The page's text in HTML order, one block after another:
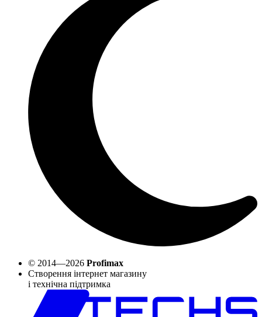
© 2014—2026 Profimax
Створення інтернет магазину
і технічна підтримка